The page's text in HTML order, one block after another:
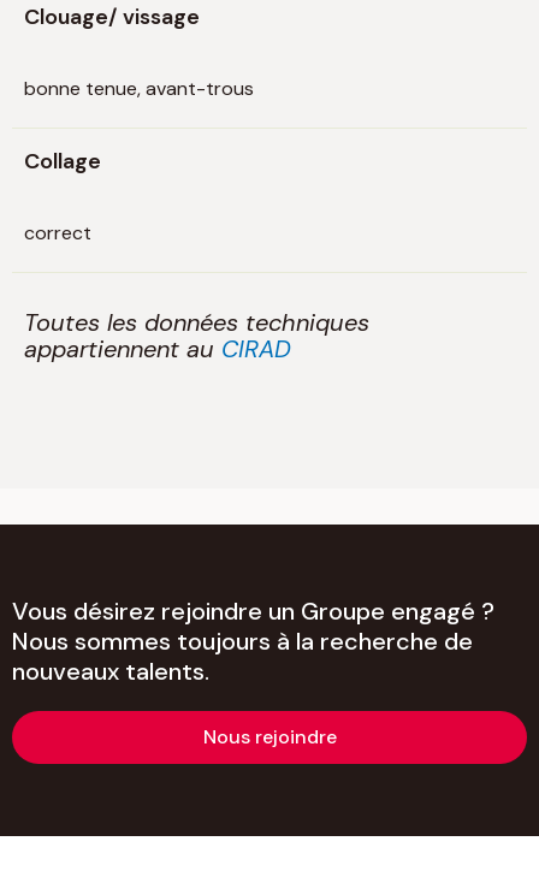
Clouage/ vissage
bonne tenue, avant-trous
Collage
correct
Toutes les données techniques
appartiennent au CIRAD
Vous désirez rejoindre un Groupe engagé ?
Nous sommes toujours à la recherche de
nouveaux talents.
Nous rejoindre